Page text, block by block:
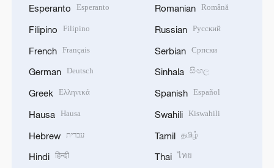
Esperanto Esperanto
Filipino Filipino
French Français
German Deutsch
Greek Ελληνικά
Hausa Hausa
Hebrew עברית
Hindi हिन्दी
Romanian Română
Russian Русский
Serbian Српски
Sinhala සිංහල
Spanish Español
Swahili Kiswahili
Tamil தமிழ்
Thai ไทย